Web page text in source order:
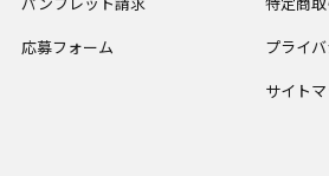
応募フォーム
プライ
サイト